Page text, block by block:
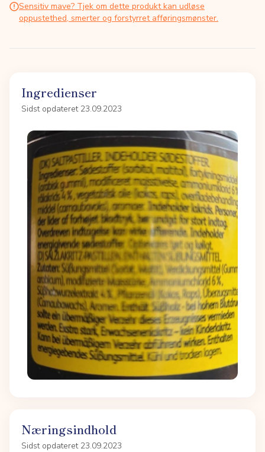
Sensitiv mave? Tjek om dette produkt kan udløse
oppustethed, smerter og forstyrret afføringsmønster.
Ingredienser
Sidst opdateret 23.09.2023
Næringsindhold
Sidst opdateret 23.09.2023